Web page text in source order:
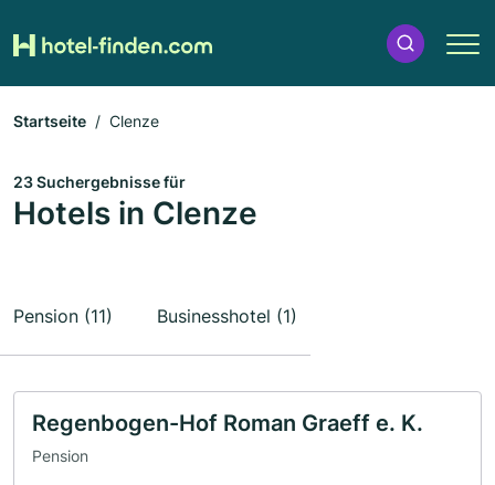
Startseite Clenze
23 Suchergebnisse für
Hotels in Clenze
Pension (11) Businesshotel (1)
Regenbogen-Hof Roman Graeff e. K.
Pension